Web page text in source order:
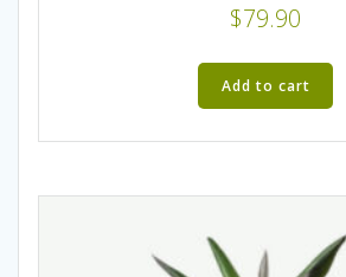
$79.90
Add to cart